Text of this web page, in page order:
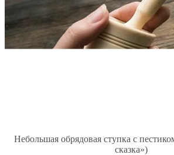
Небольшая обрядовая ступка с
сказка»)